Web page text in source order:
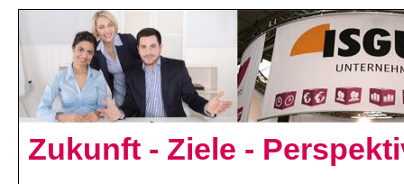
Zukunft - Ziele -